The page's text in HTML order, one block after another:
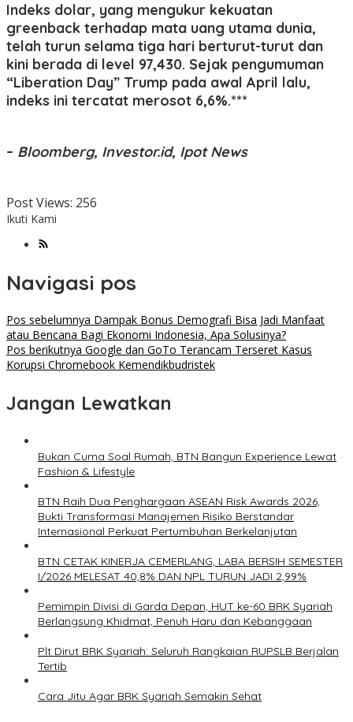
Indeks dolar, yang mengukur kekuatan
greenback terhadap mata uang utama dunia,
telah turun selama tiga hari berturut-turut dan
kini berada di level 97,430. Sejak pengumuman
“Liberation Day” Trump pada awal April lalu,
indeks ini tercatat merosot 6,6%.***
– Bloomberg, Investor.id, Ipot News
Post Views: 256
Ikuti Kami
Navigasi pos
Pos sebelumnya Dampak Bonus Demografi Bisa Jadi Manfaat
atau Bencana Bagi Ekonomi Indonesia, Apa Solusinya?
Pos berikutnya Google dan GoTo Terancam Terseret Kasus
Korupsi Chromebook Kemendikbudristek
Jangan Lewatkan
Bukan Cuma Soal Rumah, BTN Bangun Experience Lewat
Fashion & Lifestyle
BTN Raih Dua Penghargaan ASEAN Risk Awards 2026,
Bukti Transformasi Manajemen Risiko Berstandar
Internasional Perkuat Pertumbuhan Berkelanjutan
BTN CETAK KINERJA CEMERLANG, LABA BERSIH SEMESTER
I/2026 MELESAT 40,8% DAN NPL TURUN JADI 2,99%
Pemimpin Divisi di Garda Depan, HUT ke-60 BRK Syariah
Berlangsung Khidmat, Penuh Haru dan Kebanggaan
Plt Dirut BRK Syariah: Seluruh Rangkaian RUPSLB Berjalan
Tertib
Cara Jitu Agar BRK Syariah Semakin Sehat